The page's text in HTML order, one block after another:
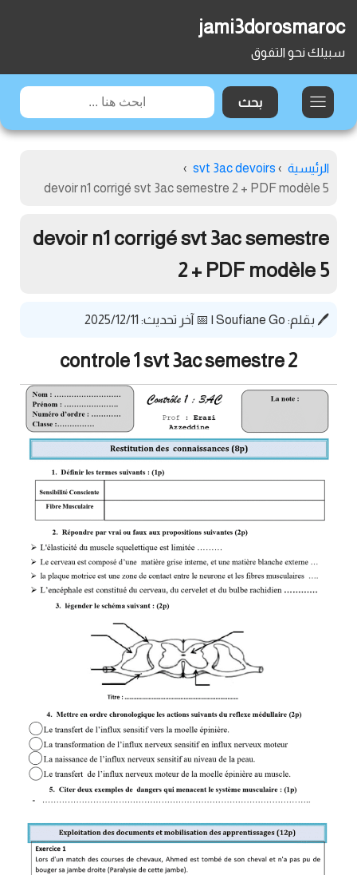
jami3dorosmaroc
سبيلك نحو التفوق
الرئيسية ›
svt 3ac devoirs
›
devoir n1 corrigé svt 3ac semestre 2 + PDF modèle 5
devoir n1 corrigé svt 3ac semestre
2 + PDF modèle 5
🖊️ بقلم: Soufiane Go
| 📅 آخر تحديث: 2025/12/11
controle 1 svt 3ac semestre 2